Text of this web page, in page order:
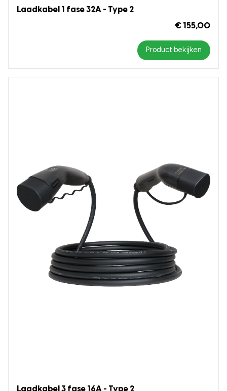
Laadkabel 1 fase 32A - Type 2
€ 155,00
Product bekijken
Laadkabel 3 fase 16A - Type 2